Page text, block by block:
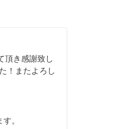
頂き感謝致し
！またよろし
。